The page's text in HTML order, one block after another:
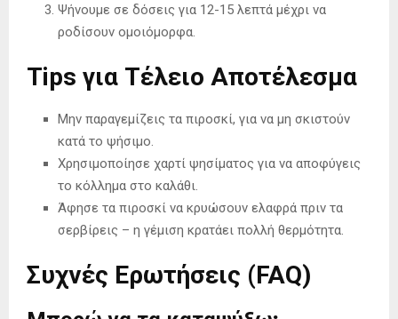
Ψήνουμε σε δόσεις για 12-15 λεπτά μέχρι να
ροδίσουν ομοιόμορφα.
Tips για Τέλειο Αποτέλεσμα
Μην παραγεμίζεις τα πιροσκί, για να μη σκιστούν
κατά το ψήσιμο.
Χρησιμοποίησε χαρτί ψησίματος για να αποφύγεις
το κόλλημα στο καλάθι.
Άφησε τα πιροσκί να κρυώσουν ελαφρά πριν τα
σερβίρεις – η γέμιση κρατάει πολλή θερμότητα.
Συχνές Ερωτήσεις (FAQ)